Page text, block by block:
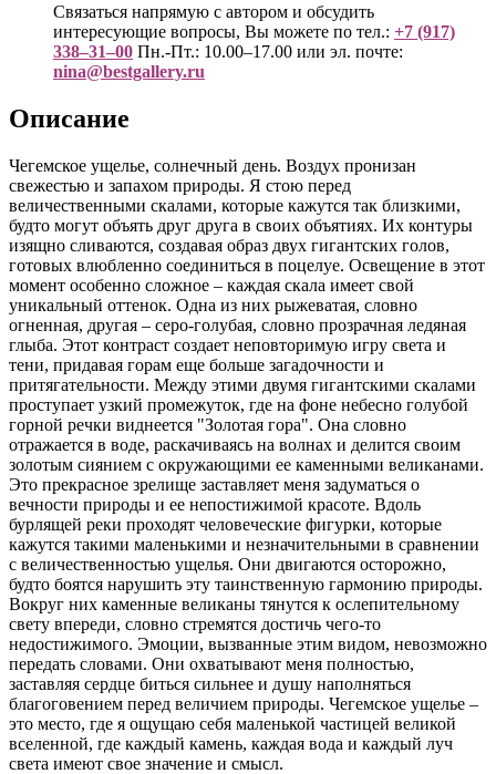
Связаться напрямую с автором и обсудить
интересующие вопросы, Вы можете по тел.: +7 (917)
338–31–00 Пн.-Пт.: 10.00–17.00 или эл. почте:
nina@bestgallery.ru
Описание
Чегемское ущелье, солнечный день. Воздух пронизан
свежестью и запахом природы. Я стою перед
величественными скалами, которые кажутся так близкими,
будто могут объять друг друга в своих объятиях. Их контуры
изящно сливаются, создавая образ двух гигантских голов,
готовых влюбленно соединиться в поцелуе. Освещение в этот
момент особенно сложное – каждая скала имеет свой
уникальный оттенок. Одна из них рыжеватая, словно
огненная, другая – серо-голубая, словно прозрачная ледяная
глыба. Этот контраст создает неповторимую игру света и
тени, придавая горам еще больше загадочности и
притягательности. Между этими двумя гигантскими скалами
проступает узкий промежуток, где на фоне небесно голубой
горной речки виднеется "Золотая гора". Она словно
отражается в воде, раскачиваясь на волнах и делится своим
золотым сиянием с окружающими ее каменными великанами.
Это прекрасное зрелище заставляет меня задуматься о
вечности природы и ее непостижимой красоте. Вдоль
бурлящей реки проходят человеческие фигурки, которые
кажутся такими маленькими и незначительными в сравнении
с величественностью ущелья. Они двигаются осторожно,
будто боятся нарушить эту таинственную гармонию природы.
Вокруг них каменные великаны тянутся к ослепительному
свету впереди, словно стремятся достичь чего-то
недостижимого. Эмоции, вызванные этим видом, невозможно
передать словами. Они охватывают меня полностью,
заставляя сердце биться сильнее и душу наполняться
благоговением перед величием природы. Чегемское ущелье –
это место, где я ощущаю себя маленькой частицей великой
вселенной, где каждый камень, каждая вода и каждый луч
света имеют свое значение и смысл.